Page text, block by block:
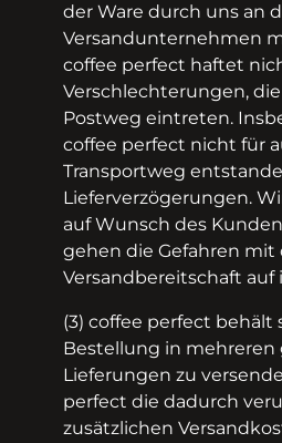
der Ware durch uns an
Versandunternehmen
coffee perfect haftet
Verschlechterungen,
Postweg eintreten.
coffee perfect nicht für
Transportweg
Lieferverzögerungen.
auf Wunsch des
gehen die Gefahren
Versandbereitschaft auf
(3) coffee perfect behält
Bestellung in
Lieferungen zu
perfect die dadurch
zusätzlichen